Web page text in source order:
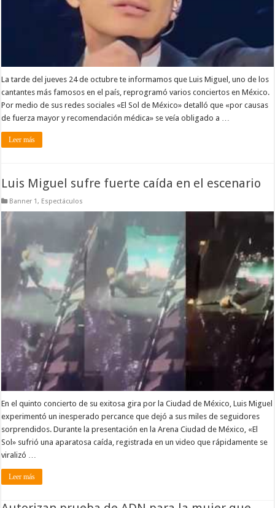
La tarde del jueves 24 de octubre te informamos que Luis Miguel, uno de los
cantantes más famosos en el país, reprogramó varios conciertos en México.
Por medio de sus redes sociales «El Sol de México» detalló que «por causas
de fuerza mayor y recomendación médica» se veía obligado a …
Leer más
Luis Miguel sufre fuerte caída en el escenario
Banner 1, Espectáculos
En el quinto concierto de su exitosa gira por la Ciudad de México, Luis Miguel
experimentó un inesperado percance que dejó a sus miles de seguidores
sorprendidos. Durante la presentación en la Arena Ciudad de México, «El
Sol» sufrió una aparatosa caída, registrada en un video que rápidamente se
viralizó …
Leer más